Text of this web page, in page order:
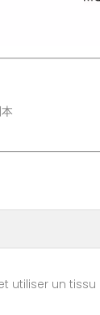
utiliser un